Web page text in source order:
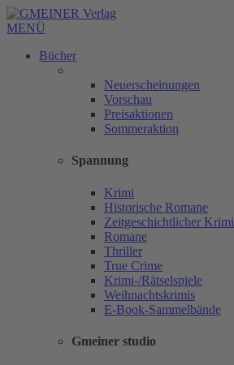
MENÜ
Bücher
Neuerscheinungen
Vorschau
Preisaktionen
Sommeraktion
Spannung
Krimi
Historische Romane
Zeitgeschichtlicher Krimi
Romane
Thriller
True Crime
Krimi-/Rätselspiele
Weihnachtskrimis
E-Book-Sammelbände
Gmeiner studio